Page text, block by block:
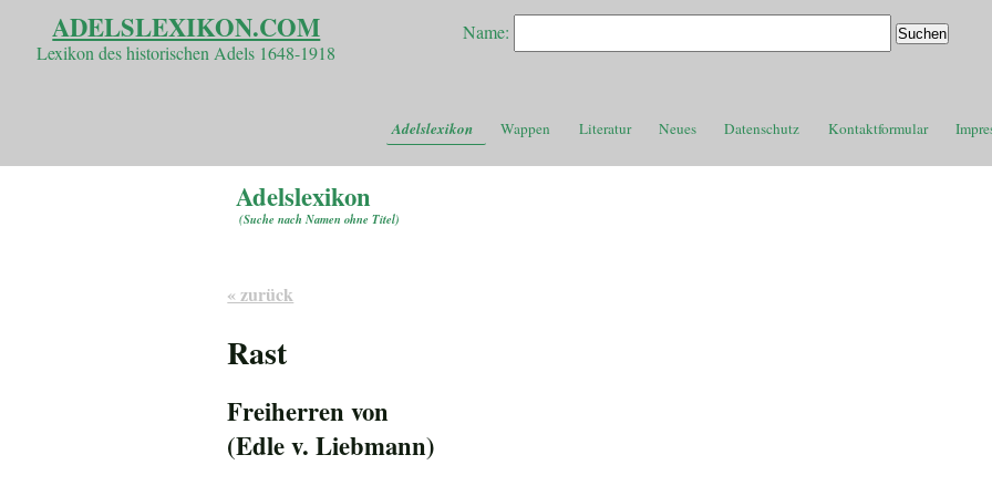
ADELSLEXIKON.COM
Lexikon des historischen Adels 1648-1918
Name:
Adelslexikon Wappen Literatur Neues Datenschutz Kontaktformular
Adelslexikon
(Suche nach Namen ohne Titel)
« zurück
Rast
Freiherren von
(Edle v. Liebmann)